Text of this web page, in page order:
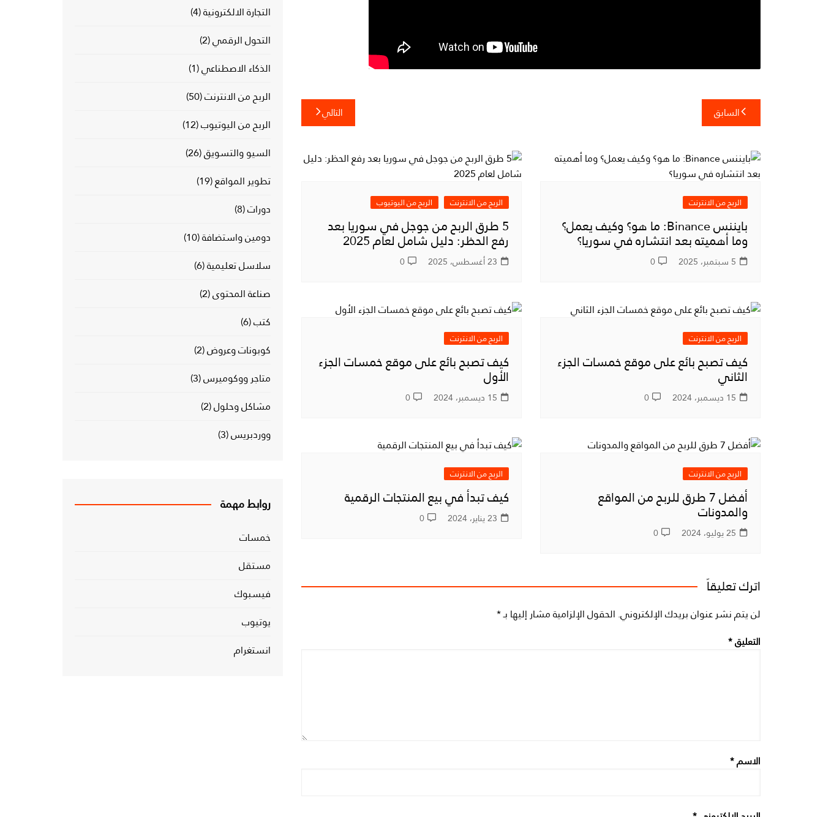
تصفّح
المقالات
السابق التالي
الربح من الانترنت
بايننس Binance: ما هو؟ وكيف يعمل؟
وما أهميته بعد انتشاره في سوريا؟
5 سبتمبر، 2025 0
الربح من الانترنت الربح من اليوتيوب
5 طرق الربح من جوجل في سوريا بعد
رفع الحظر: دليل شامل لعام 2025
23 أغسطس، 2025 0
الربح من الانترنت
كيف تصبح بائع على موقع خمسات الجزء
الثاني
15 ديسمبر، 2024 0
الربح من الانترنت
كيف تصبح بائع على موقع خمسات الجزء
الأول
15 ديسمبر، 2024 0
الربح من الانترنت
أفضل 7 طرق للربح من المواقع
والمدونات
25 يوليو، 2024 0
الربح من الانترنت
كيف تبدأ في بيع المنتجات الرقمية
23 يناير، 2024 0
اترك تعليقاً
لن يتم نشر عنوان بريدك الإلكتروني. الحقول الإلزامية مشار إليها بـ*
التعليق*
الاسم*
التجارة الالكترونية(4)
التحول الرقمي(2)
الذكاء الاصطناعي(1)
الربح من الانترنت(50)
الربح من اليوتيوب(12)
السيو والتسويق(26)
تطوير المواقع(19)
دورات(8)
دومين واستضافة(10)
سلاسل تعليمية(6)
صناعة المحتوى(2)
كتب(6)
كوبونات وعروض(2)
متاجر ووكوميرس(3)
مشاكل وحلول(2)
ووردبريس(3)
روابط مهمة
خمسات
مستقل
فيسبوك
يوتيوب
انستغرام